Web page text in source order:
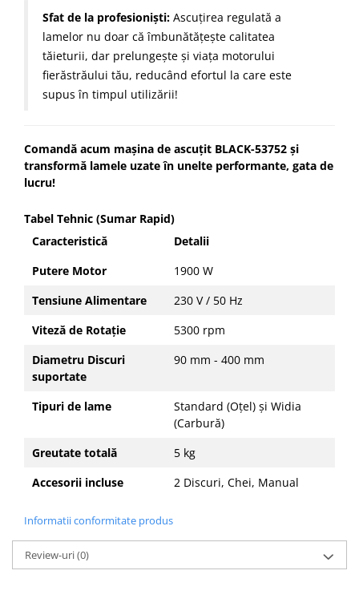
Sfat de la profesioniști: Ascuțirea regulată a
lamelor nu doar că îmbunătățește calitatea
tăieturii, dar prelungește și viața motorului
fierăstrăului tău, reducând efortul la care este
supus în timpul utilizării!
Comandă acum mașina de ascuțit BLACK-53752 și
transformă lamele uzate în unelte performante, gata de
lucru!
Tabel Tehnic (Sumar Rapid)
Caracteristică
Detalii
Putere Motor
1900 W
Tensiune Alimentare
230 V / 50 Hz
Viteză de Rotație
5300 rpm
Diametru Discuri
suportate
90 mm - 400 mm
Tipuri de lame
Standard (Oțel) și Widia
(Carbură)
Greutate totală
5 kg
Accesorii incluse
2 Discuri, Chei, Manual
Informatii conformitate produs
Review-uri(0)